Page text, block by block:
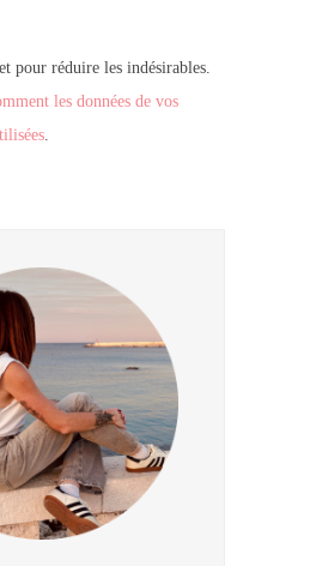
pour réduire les indésirables.
les données de vos
.